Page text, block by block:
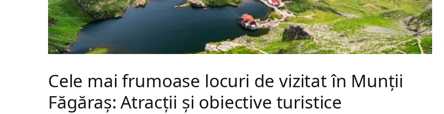
Cele mai frumoase locuri de vizitat în Munții
Făgăraș: Atracții și obiective turistice